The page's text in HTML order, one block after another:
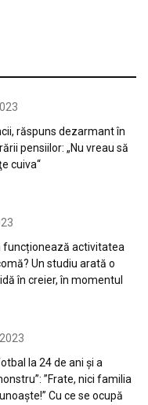
răspuns dezarmant în
pensiilor: „Nu vreau să
cuiva“
funcționează activitatea
Un studiu arată o
în creier, în momentul
la 24 de ani și a
”Frate, nici familia
Cu ce se ocupă